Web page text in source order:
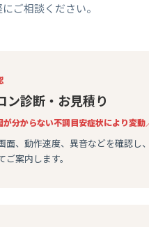
ご相談ください。
ン診断・お見積り
面、動作速度、異音などを確認し
ご案内します。
が分からない不調目安症状により変動